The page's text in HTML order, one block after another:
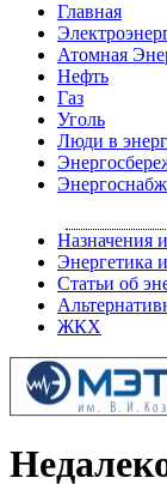
Главная
Атомная
Нефть
Газ
Уголь
Люди в
Назначения
Энергетика
Статьи об
ЖКХ